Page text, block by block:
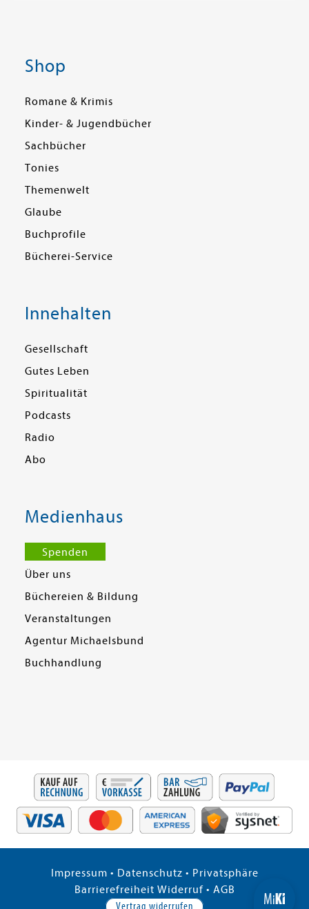
Shop
Romane & Krimis
Kinder- & Jugendbücher
Sachbücher
Tonies
Themenwelt
Glaube
Buchprofile
Bücherei-Service
Innehalten
Gesellschaft
Gutes Leben
Spiritualität
Podcasts
Radio
Abo
Medienhaus
Spenden
Über uns
Büchereien & Bildung
Veranstaltungen
Agentur Michaelsbund
Buchhandlung
Impressum • Datenschutz • Privatsphäre
Barrierefreiheit Widerruf• AGB
Vertrag widerrufen